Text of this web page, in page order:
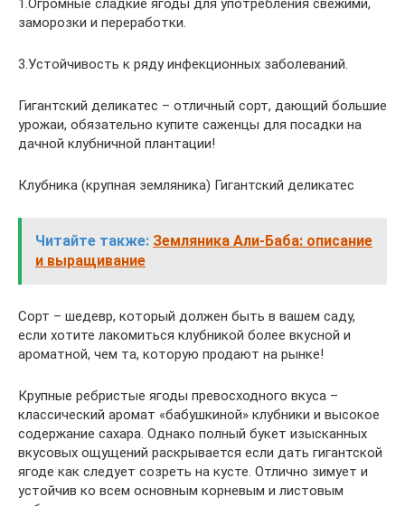
1.Огромные сладкие ягоды для употребления свежими,
заморозки и переработки.
3.Устойчивость к ряду инфекционных заболеваний.
Гигантский деликатес – отличный сорт, дающий большие
урожаи, обязательно купите саженцы для посадки на
дачной клубничной плантации!
Клубника (крупная земляника) Гигантский деликатес
Читайте также: Земляника Али-Баба: описание
и выращивание
Сорт – шедевр, который должен быть в вашем саду,
если хотите лакомиться клубникой более вкусной и
ароматной, чем та, которую продают на рынке!
Крупные ребристые ягоды превосходного вкуса –
классический аромат «бабушкиной» клубники и высокое
содержание сахара. Однако полный букет изысканных
вкусовых ощущений раскрывается если дать гигантской
ягоде как следует созреть на кусте. Отлично зимует и
устойчив ко всем основным корневым и листовым